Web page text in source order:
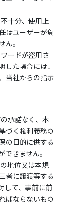
十分、使用上
はユーザーが負
ん。
ードが盗用さ
した場合には、
当社からの指示
承諾なく、本
づく権利義務の
の目的に供する
きません。
地位又は本規
者に譲渡等する
して、事前に前
ばならないもの